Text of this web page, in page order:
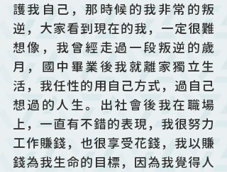
護我自己，那時候的我非常的叛
逆，大家看到現在的我，一定很難
想像，我曾經走過一段叛逆的歲
月，國中畢業後我就離家獨立生
活，我任性的用自己方式，過自己
想過的人生。出社會後我在職場
上，一直有不錯的表現，我很努力
工作賺錢，也很享受花錢，我以賺
錢為我生命的目標，因為我覺得人